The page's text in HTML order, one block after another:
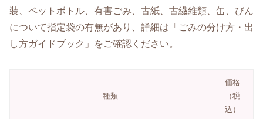
装、ペットボトル、有害ごみ、古紙、古繊維類、缶、びん
について指定袋の有無があり、詳細は「ごみの分け方・出
し方ガイドブック」をご確認ください。
種類
価格
（税
込）